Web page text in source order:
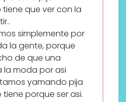
que ver con la
simplemente por
la gente, porque
de que una
la moda por asi
yamando pija
porque ser asi.